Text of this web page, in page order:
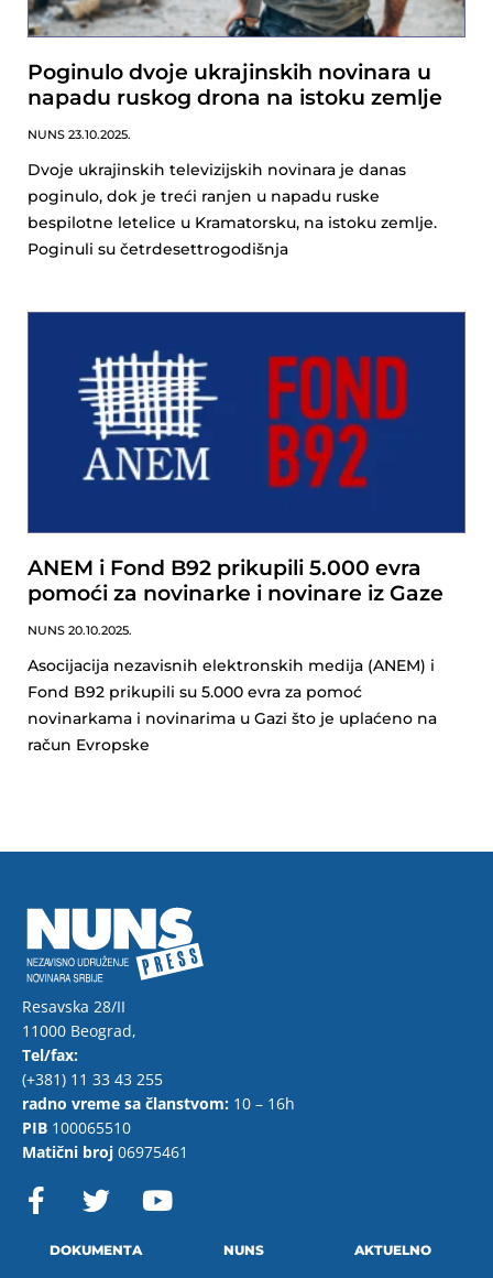
Poginulo dvoje ukrajinskih novinara u
napadu ruskog drona na istoku zemlje
NUNS 23.10.2025.
Dvoje ukrajinskih televizijskih novinara je danas
poginulo, dok je treći ranjen u napadu ruske
bespilotne letelice u Kramatorsku, na istoku zemlje.
Poginuli su četrdesettrogodišnja
ANEM i Fond B92 prikupili 5.000 evra
pomoći za novinarke i novinare iz Gaze
NUNS 20.10.2025.
Asocijacija nezavisnih elektronskih medija (ANEM) i
Fond B92 prikupili su 5.000 evra za pomoć
novinarkama i novinarima u Gazi što je uplaćeno na
račun Evropske
Resavska 28/II
11000 Beograd,
Tel/fax:
(+381) 11 33 43 255
radno vreme sa članstvom: 10 – 16h
PIB 100065510
Matični broj 06975461
F
a w
t
o
DOKUMENTA NUNS AKTUELNO